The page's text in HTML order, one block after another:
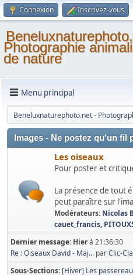
Connexion Inscrivez-vous
Photographie
de nature
Menu principal
Beneluxnaturephoto.net -
Images - Ne postez qu'un fil
Les oiseaux
Pour poster et
La présence de tout
peut paraître sur
Modérateurs: Nicolas
cauet_francis,
Dernier message: Hierà 21:36:30
Re : Oiseaux David - Maj... parClic-
Sous-Sections [Hiver] Les